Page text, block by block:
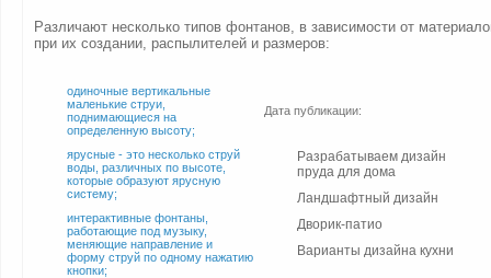
Различают несколько типов фонтанов, в зависимости от
при их создании, распылителей и размеров:
одиночные вертикальные
маленькие струи,
поднимающиеся на
определенную высоту;
ярусные - это несколько струй
воды, различных по высоте,
которые образуют ярусную
систему;
интерактивные фонтаны,
работающие под музыку,
меняющие направление и
форму струй по одному нажатию
кнопки;
Дата публикации:
Разрабатываем дизайн
пруда для дома
Ландшафтный дизайн
Дворик-патио
Варианты дизайна кухни